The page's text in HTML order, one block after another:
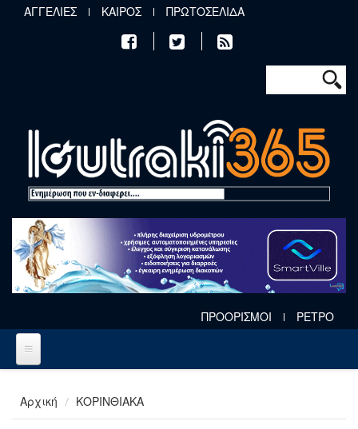
Παράκαμψη προς το κυρίως περιεχόμενο
ΑΓΓΕΛΙΕΣ ΚΑΙΡΟΣ ΠΡΩΤΟΣΕΛΙΔΑ
Φόρμα
Αναζήτηση
ΠΡΟΟΡΙΣΜΟΙ ΡΕΤΡΟ
Αρχική ΚΟΡΙΝΘΙΑΚΑ